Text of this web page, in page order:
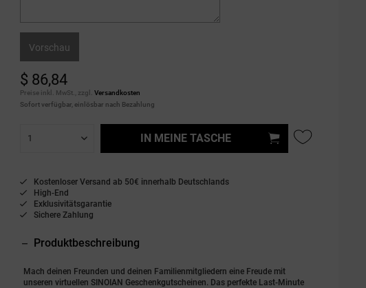
Vorschau
$ 86,84
Preise inkl. MwSt., zzgl.Versandkosten
Sofort verfügbar, einlösbar nach Bezahlung
IN MEINE TASCHE
Kostenloser Versand ab 50€ innerhalb Deutschlands
High-End
Exklusivitätsgarantie
Sichere Zahlung
Produktbeschreibung
Mach deinen Freunden und deinen Familienmitgliedern eine Freude mit
unseren virtuellen SINOIAN Geschenkgutscheinen. Das perfekte Last-Minute